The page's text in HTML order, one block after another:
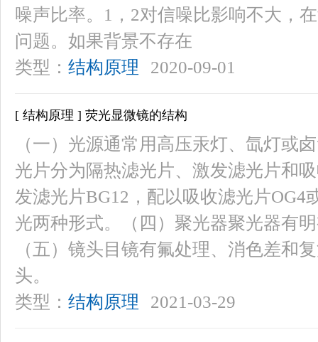
噪声比率。1，2对信噪比影响不大，
问题。如果背景不存在
类型： 结构原理 2020-09-01
[ 结构原理 ] 荧光显微镜的结构
（一）光源通常用高压汞灯、氙灯或
光片分为隔热滤光片、激发滤光片和
发滤光片BG12，配以吸收滤光片OG4
光两种形式。（四）聚光器聚光器有
（五）镜头目镜有氟处理、消色差和
头。
类型： 结构原理 2021-03-29